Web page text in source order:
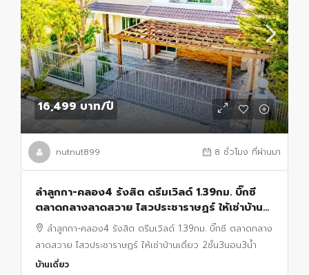
16,499 บาท/ปี
nutnut899 8 ชั่วโมง ที่ผ่านมา
ลำลูกกา-คลอง4 รังสิต ดรีมเวิลด์ 1.39กม. บิ๊กซี
ตลาดกลางลาดสวาย ไสวประชาราษฏร์ ให้เช่าบ้าน
เดี่ยว 2ชั้น3นอน3น้ำ ใกล้ ฟิวเจอร์พาร์ครังสิต2กม.
ลำลูกกา-คลอง4 รังสิต ดรีมเวิลด์ 1.39กม. บิ๊กซี ตลาดกลาง
ลาดสวาย ไสวประชาราษฏร์ ให้เช่าบ้านเดี่ยว 2ชั้น3นอน3น้ำ
บ้านเดี่ยว